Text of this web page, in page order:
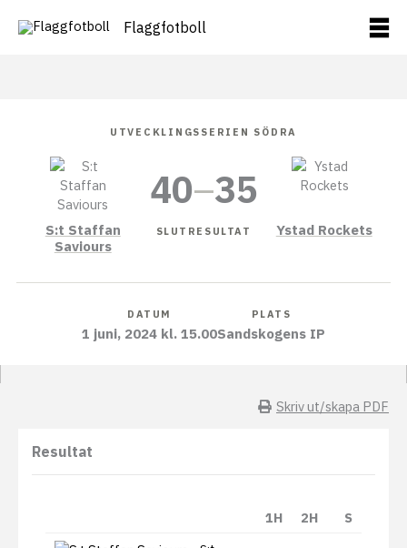
Flaggfotboll
UTVECKLINGSSERIEN SÖDRA
S:t Staffan
Saviours
40–35
SLUTRESULTAT Ystad Rockets
DATUM
1 juni, 2024 kl. 15.00
PLATS
Sandskogens IP
Skriv ut/skapa PDF
Resultat
1H 2H S